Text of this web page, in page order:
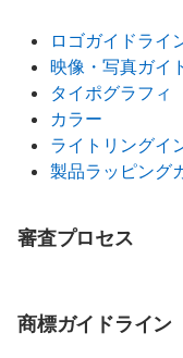
ロゴガイドライ
映像・写真ガイ
タイポグラフィ
カラー
ライトリングイ
製品ラッピング
審査プロセス
商標ガイドライン